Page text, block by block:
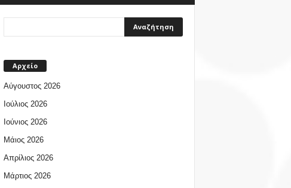
Αρχείο
Αύγουστος 2026
Ιούλιος 2026
Ιούνιος 2026
Μάιος 2026
Απρίλιος 2026
Μάρτιος 2026